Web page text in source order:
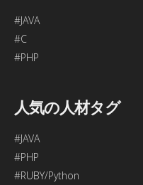
#JAVA
#C
#PHP
人気の人材タグ
#JAVA
#PHP
#RUBY/Python